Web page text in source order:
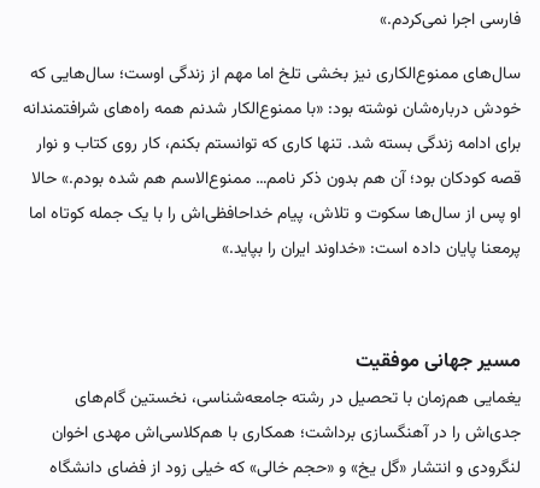
فارسی اجرا نمی‌کردم.»
سال‌های ممنوع‌الکاری نیز بخشی تلخ اما مهم از زندگی اوست؛ سال‌هایی که
خودش درباره‌شان نوشته بود: «با ممنوع‌الکار شدنم همه راه‌های شرافتمندانه
برای ادامه زندگی بسته شد. تنها کاری که توانستم بکنم، کار روی کتاب و نوار
قصه کودکان بود؛ آن هم بدون ذکر نامم… ممنوع‌الاسم هم شده بودم.» حالا
او پس از سال‌ها سکوت و تلاش، پیام خداحافظی‌اش را با یک جمله کوتاه اما
پرمعنا پایان داده است: «خداوند ایران را بپاید.»
مسیر جهانی موفقیت
یغمایی هم‌زمان با تحصیل در رشته جامعه‌شناسی، نخستین گام‌های
جدی‌اش را در آهنگسازی برداشت؛ همکاری با هم‌کلاسی‌اش مهدی اخوان
لنگرودی و انتشار «گل یخ» و «حجم خالی» که خیلی زود از فضای دانشگاه